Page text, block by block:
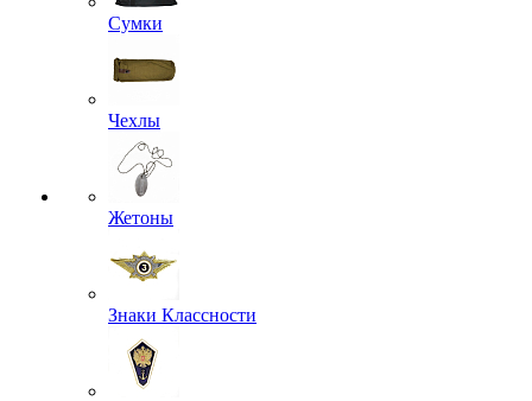
Сумки
Чехлы
Жетоны
Знаки Классности